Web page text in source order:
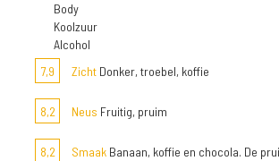
Body
Koolzuur
Alcohol
7,9
Zicht Donker, troebel, koffie
8,2 Neus Fruitig, pruim
8,2 Smaak Banaan, koffie en chocola. De